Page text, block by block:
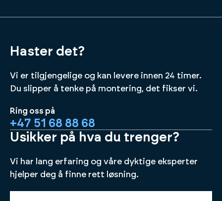
Haster det?
Vi er tilgjengelige og kan levere innen 24 timer.
Du slipper å tenke på montering, det fikser vi.
Ring oss på
+47 51 68 88 68
Usikker på hva du trenger?
Vi har lang erfaring og våre dyktige eksperter
hjelper deg å finne rett løsning.